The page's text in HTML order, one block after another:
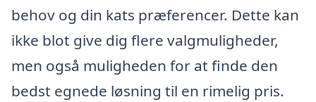
behov og din kats præferencer. Dette kan
ikke blot give dig flere valgmuligheder,
men også muligheden for at finde den
bedst egnede løsning til en rimelig pris.